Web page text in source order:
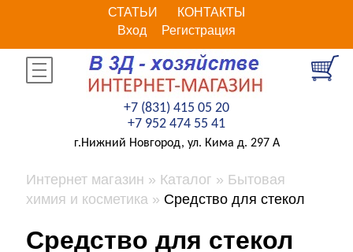
СТАТЬИ
КОНТАКТЫ
Вход
Регистрация
+7 (831) 415 05 20
+7 952 474 55 41
г.Нижний Новгород, ул. Кима д. 297 А
Интернет магазин Каталог
Бытовая
химия и косметика
Средство для стекол
Средство для стекол